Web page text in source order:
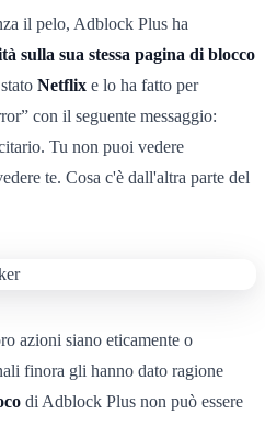
il pelo, Adblock Plus ha
sulla sua stessa pagina di blocco
Netflix e lo ha fatto per
con il seguente messaggio:
Tu non puoi vedere
te. Cosa c'è dall'altra parte del
azioni siano eticamente o
finora gli hanno dato ragione
di Adblock Plus non può essere